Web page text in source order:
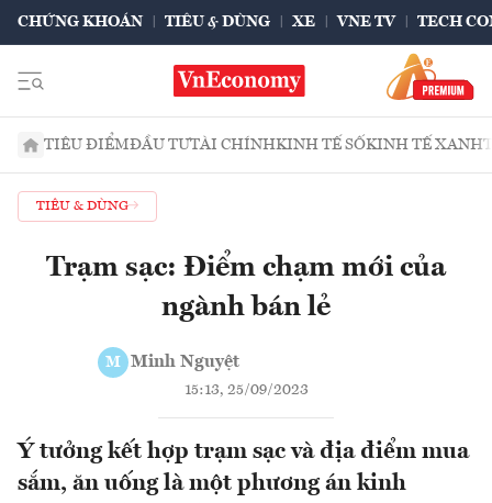
CHỨNG KHOÁN TIÊU & DÙNG XE VNE TV TECH
TIÊU ĐIỂMĐẦU TƯTÀI CHÍNHKINH TẾ SỐKINH TẾ XANH
TIÊU & DÙNG
Trạm sạc: Điểm chạm mới của
ngành bán lẻ
M Minh Nguyệt
15:13, 25/09/2023
Ý tưởng kết hợp trạm sạc và địa điểm mua
sắm, ăn uống là một phương án kinh